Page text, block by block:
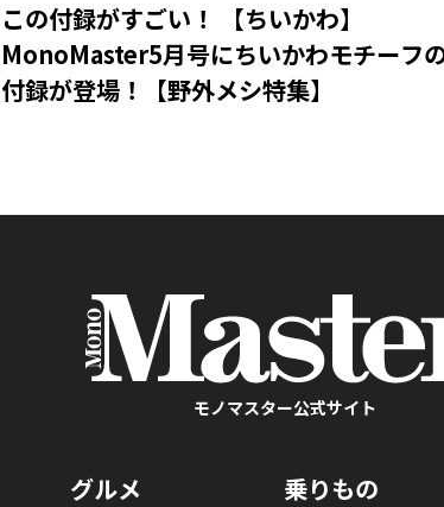
この付録がすごい！ 【ちいかわ】
MonoMaster5月号にちいかわモチーフ
付録が登場！【野外メシ特集】
モノマスター公式サイト
グルメ 乗りもの